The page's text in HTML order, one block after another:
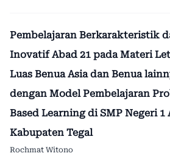
Pembelajaran Berkarakteristik
Inovatif Abad 21 pada Materi
Luas Benua Asia dan Benua
dengan Model Pembelajaran
Based Learning di SMP Negeri 1
Kabupaten Tegal
Rochmat Witono